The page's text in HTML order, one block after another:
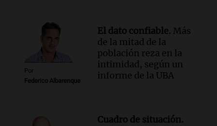
Por
Federico Albarenque
El dato confiable. Más
de la mitad de la
población reza en la
intimidad, según un
informe de la UBA
Cuadro de situación.